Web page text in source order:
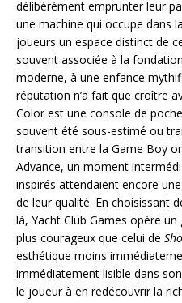
délibérément emprunter leur
une machine qui occupe dans
joueurs un espace distinct de
souvent associée à la
moderne, à une enfance
réputation n’a fait que croître
Color est une console de
souvent été sous-estimé ou
transition entre la Game Boy
Advance, un moment
inspirés attendaient encore
de leur qualité. En choisissant
là, Yacht Club Games opère
plus courageux que celui de
esthétique moins
immédiatement lisible dans
le joueur à en redécouvrir la